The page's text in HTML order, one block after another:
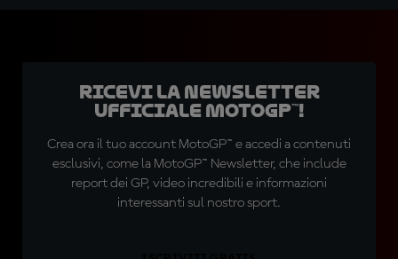
Ricevi la newsletter
ufficiale MotoGP™!
Crea ora il tuo account MotoGP™ e accedi a contenuti
esclusivi, come la MotoGP™ Newsletter, che include
report dei GP, video incredibili e informazioni
interessanti sul nostro sport.